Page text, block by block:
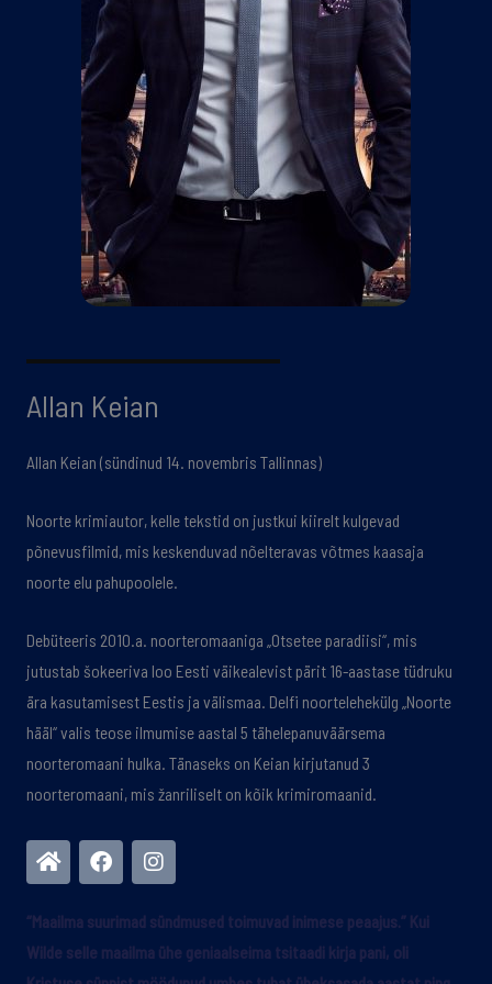
Allan Keian
Allan Keian (sündinud 14. novembris Tallinnas)
Noorte krimiautor, kelle tekstid on justkui kiirelt kulgevad
põnevusfilmid, mis keskenduvad nõelteravas võtmes kaasaja
noorte elu pahupoolele.
Debüteeris 2010.a. noorteromaaniga „Otsetee paradiisi“, mis
jutustab šokeeriva loo Eesti väikealevist pärit 16-aastase tüdruku
ära kasutamisest Eestis ja välismaa. Delfi noortelehekülg „Noorte
hääl“ valis teose ilmumise aastal 5 tähelepanuväärsema
noorteromaani hulka. Tänaseks on Keian kirjutanud 3
noorteromaani, mis žanriliselt on kõik krimiromaanid.
H
o
e
F
a
e
o
I
n
t
g
“Maailma suurimad sündmused toimuvad inimese peaajus.” Kui
Wilde selle maailma ühe geniaalseima tsitaadi kirja pani, oli